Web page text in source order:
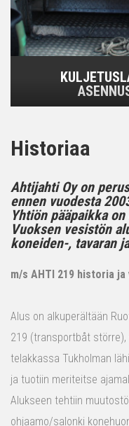
Historiaa
Ahtijahti Oy on
ennen vuodesta
Yhtiön pääpaikka
Vuoksen vesistön
koneiden-, tavaran
m/s AHTI 219 historia
Alus on alkuperältään
219 (transportbåt större),
telakkassa Tukholman
ja tuotiin meriteitse
Alukseen tehtiin
ohjaamo/salonki